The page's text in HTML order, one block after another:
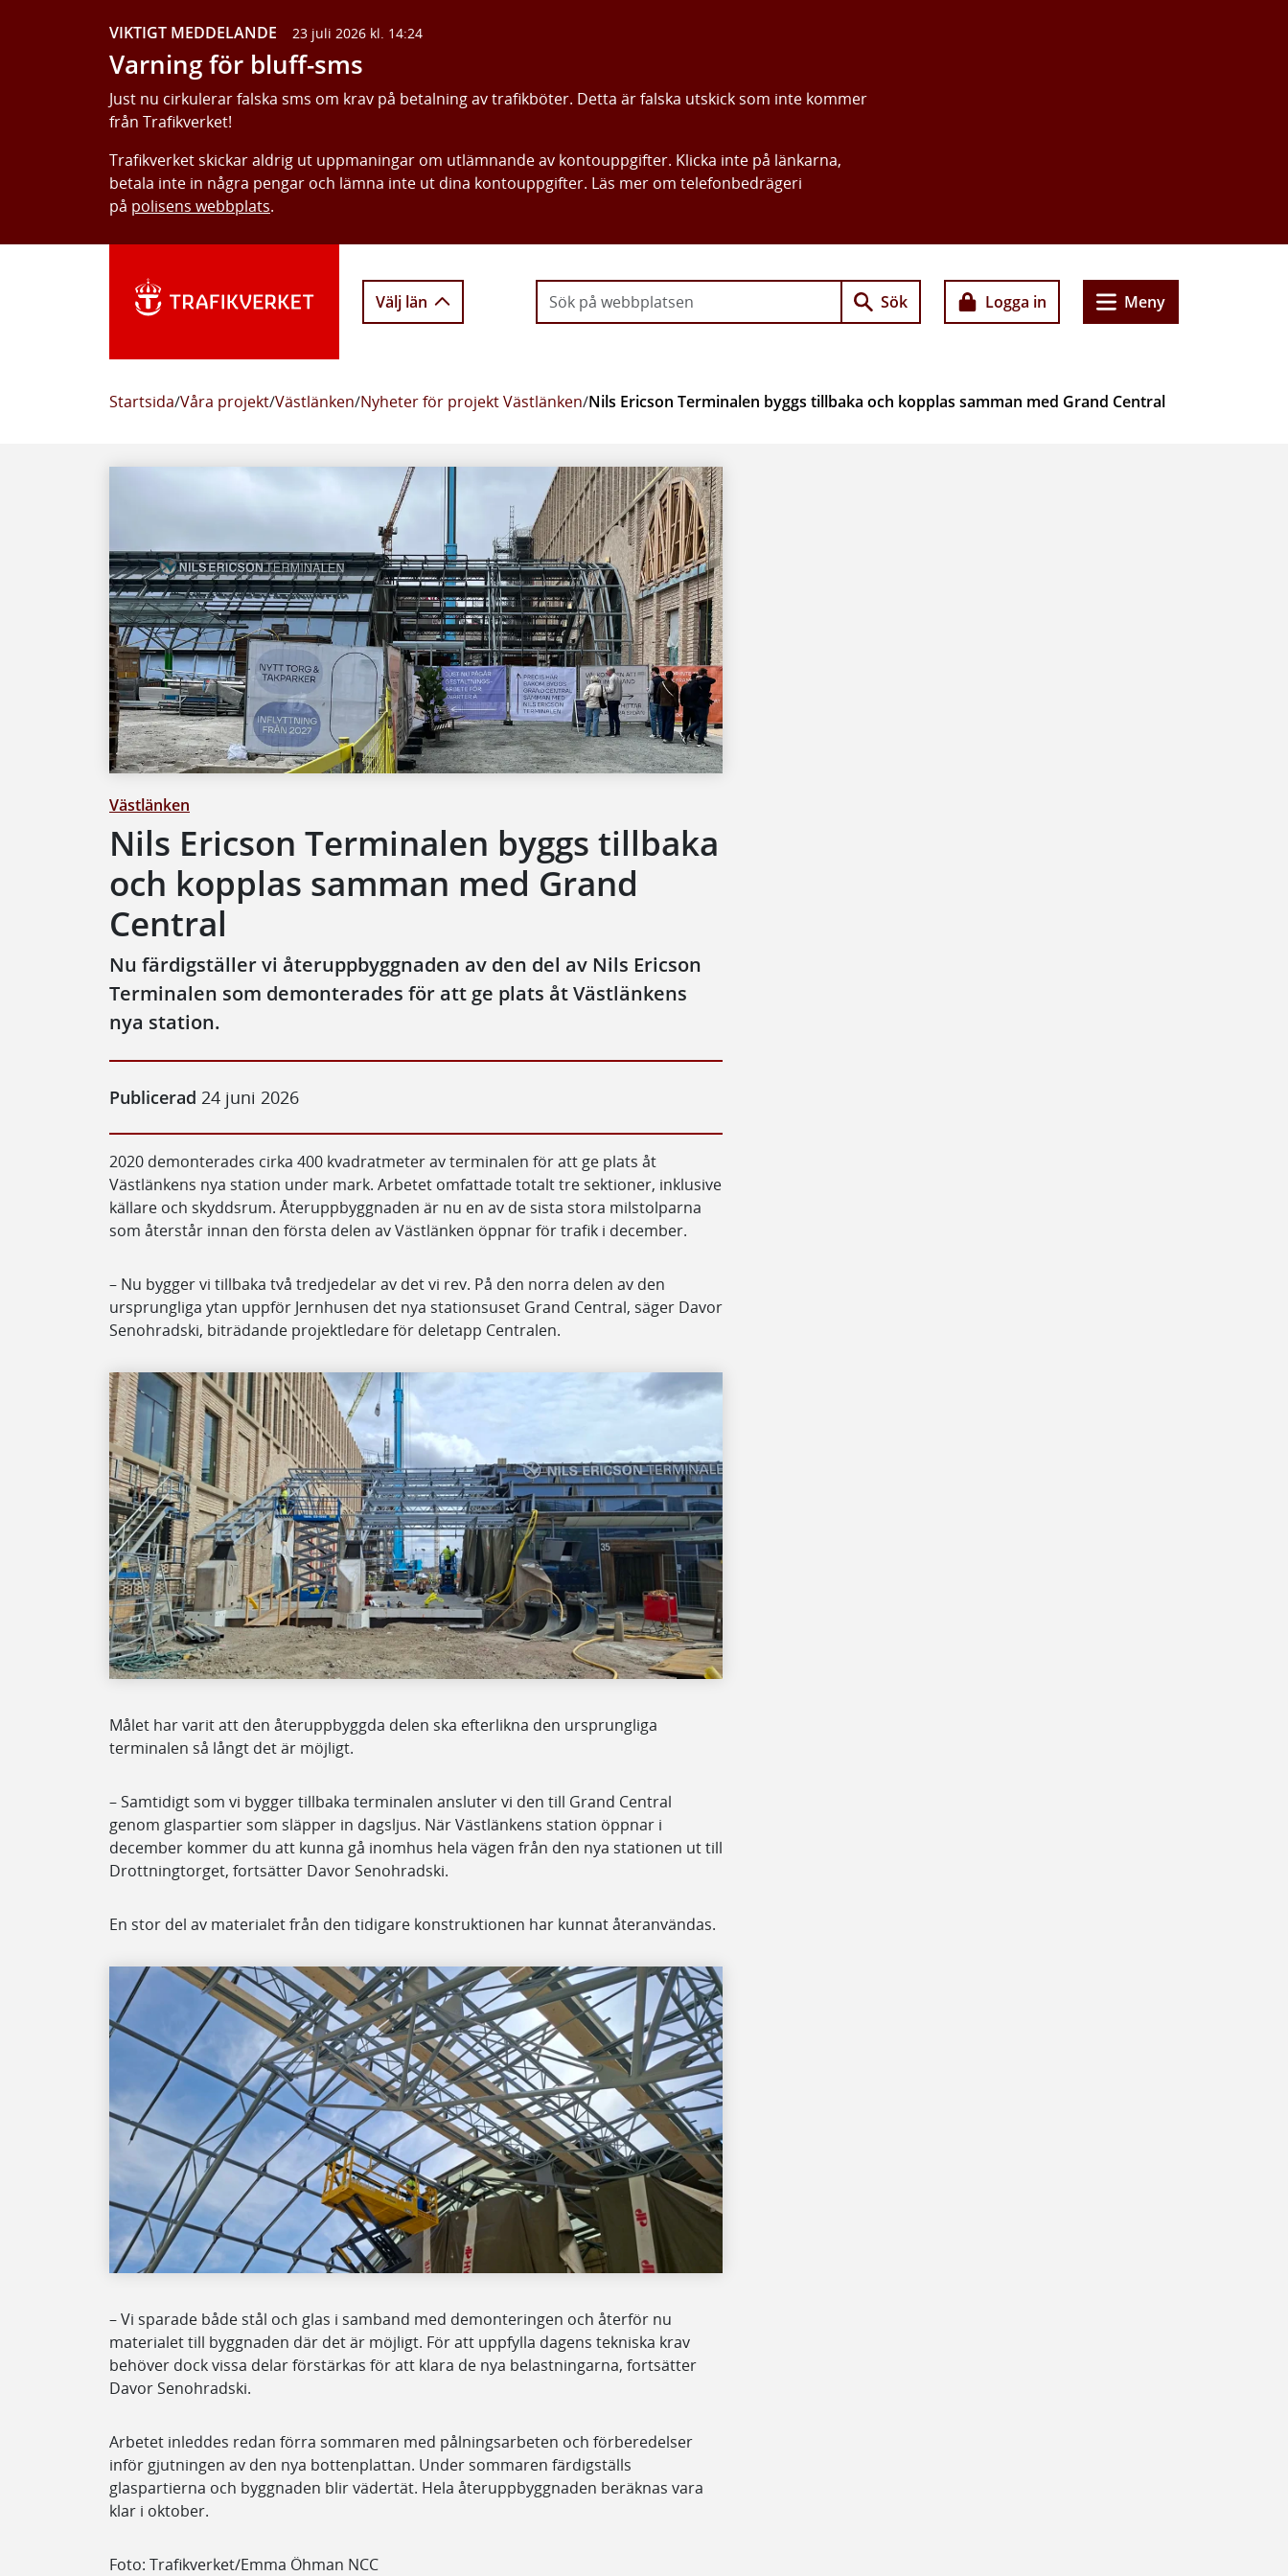
VIKTIGT MEDDELANDE 23 juli 2026 kl. 14:24
Varning för bluff-sms
Just nu cirkulerar falska sms om krav på betalning av trafikböter. Detta är falska utskick som inte kommer
från Trafikverket!
Trafikverket skickar aldrig ut uppmaningar om utlämnande av kontouppgifter. Klicka inte på länkarna,
betala inte in några pengar och lämna inte ut dina kontouppgifter. Läs mer om telefonbedrägeri
på polisens webbplats.
Välj län Sök Logga in Meny
Startsida/Våra projekt/Västlänken/Nyheter för projekt Västlänken/Nils Ericson Terminalen byggs tillbaka och kopplas samman med Grand Central
Västlänken
Nils Ericson Terminalen byggs tillbaka
och kopplas samman med Grand
Central
Nu färdigställer vi återuppbyggnaden av den del av Nils Ericson
Terminalen som demonterades för att ge plats åt Västlänkens
nya station.
Publicerad 24 juni 2026
2020 demonterades cirka 400 kvadratmeter av terminalen för att ge plats åt
Västlänkens nya station under mark. Arbetet omfattade totalt tre sektioner, inklusive
källare och skyddsrum. Återuppbyggnaden är nu en av de sista stora milstolparna
som återstår innan den första delen av Västlänken öppnar för trafik i december.
– Nu bygger vi tillbaka två tredjedelar av det vi rev. På den norra delen av den
ursprungliga ytan uppför Jernhusen det nya stationsuset Grand Central, säger Davor
Senohradski, biträdande projektledare för deletapp Centralen.
Målet har varit att den återuppbyggda delen ska efterlikna den ursprungliga
terminalen så långt det är möjligt.
– Samtidigt som vi bygger tillbaka terminalen ansluter vi den till Grand Central
genom glaspartier som släpper in dagsljus. När Västlänkens station öppnar i
december kommer du att kunna gå inomhus hela vägen från den nya stationen ut till
Drottningtorget, fortsätter Davor Senohradski.
En stor del av materialet från den tidigare konstruktionen har kunnat återanvändas.
– Vi sparade både stål och glas i samband med demonteringen och återför nu
materialet till byggnaden där det är möjligt. För att uppfylla dagens tekniska krav
behöver dock vissa delar förstärkas för att klara de nya belastningarna, fortsätter
Davor Senohradski.
Arbetet inleddes redan förra sommaren med pålningsarbeten och förberedelser
inför gjutningen av den nya bottenplattan. Under sommaren färdigställs
glaspartierna och byggnaden blir vädertät. Hela återuppbyggnaden beräknas vara
klar i oktober.
Foto: Trafikverket/Emma Öhman NCC